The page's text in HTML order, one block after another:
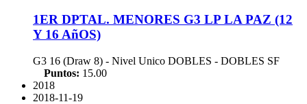
1ER DPTAL. MENORES G3 LP LA PAZ (12
Y 16 AñOS)
G3 16 (Draw 8) - Nivel Unico DOBLES - DOBLES SF
Puntos: 15.00
2018
2018-11-19